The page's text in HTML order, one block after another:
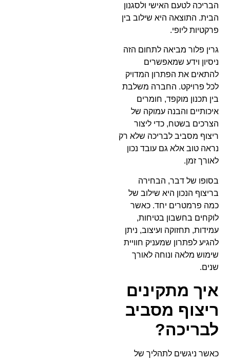
הבריכה לטעם האישי ולסגנון
הבית. התוצאה היא שילוב בין
פרקטיות ליופי.
גרין פלור מביאה לתחום הזה
ניסיון וידע שמאפשרים
להתאים את הפתרון המדויק
לכל פרויקט. החברה משלבת
בין תכנון מוקפד, חומרים
איכותיים והבנה עמוקה של
הצרכים בשטח, כדי ליצור
ריצוף מסביב לבריכה שלא רק
נראה טוב אלא גם עובד נכון
לאורך זמן.
בסופו של דבר, הבחירה
בריצוף הנכון היא שילוב של
כמה פרמטרים יחד. כאשר
לוקחים בחשבון בטיחות,
עמידות, תחזוקה ועיצוב, ניתן
להגיע לפתרון שמעניק חוויית
שימוש מלאה ונוחה לאורך
שנים.
איך מתקינים
ריצוף מסביב
לבריכה?
כאשר ניגשים לתהליך של